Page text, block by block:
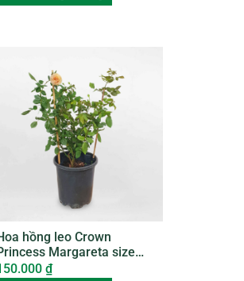
hồng leo Crown
Margareta size
ROSE010
₫